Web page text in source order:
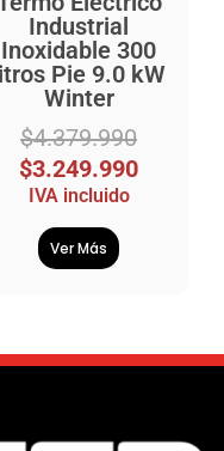
Industrial
Inoxidable 300
Pie 9.0 kW
Winter
$4.379.990
$3.249.990
IVA incluido
Ver Más